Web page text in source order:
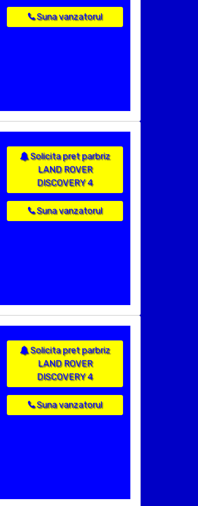
Suna vanzatorul
Solicita pret parbriz
LAND ROVER
DISCOVERY 4
Suna vanzatorul
Solicita pret parbriz
LAND ROVER
DISCOVERY 4
Suna vanzatorul